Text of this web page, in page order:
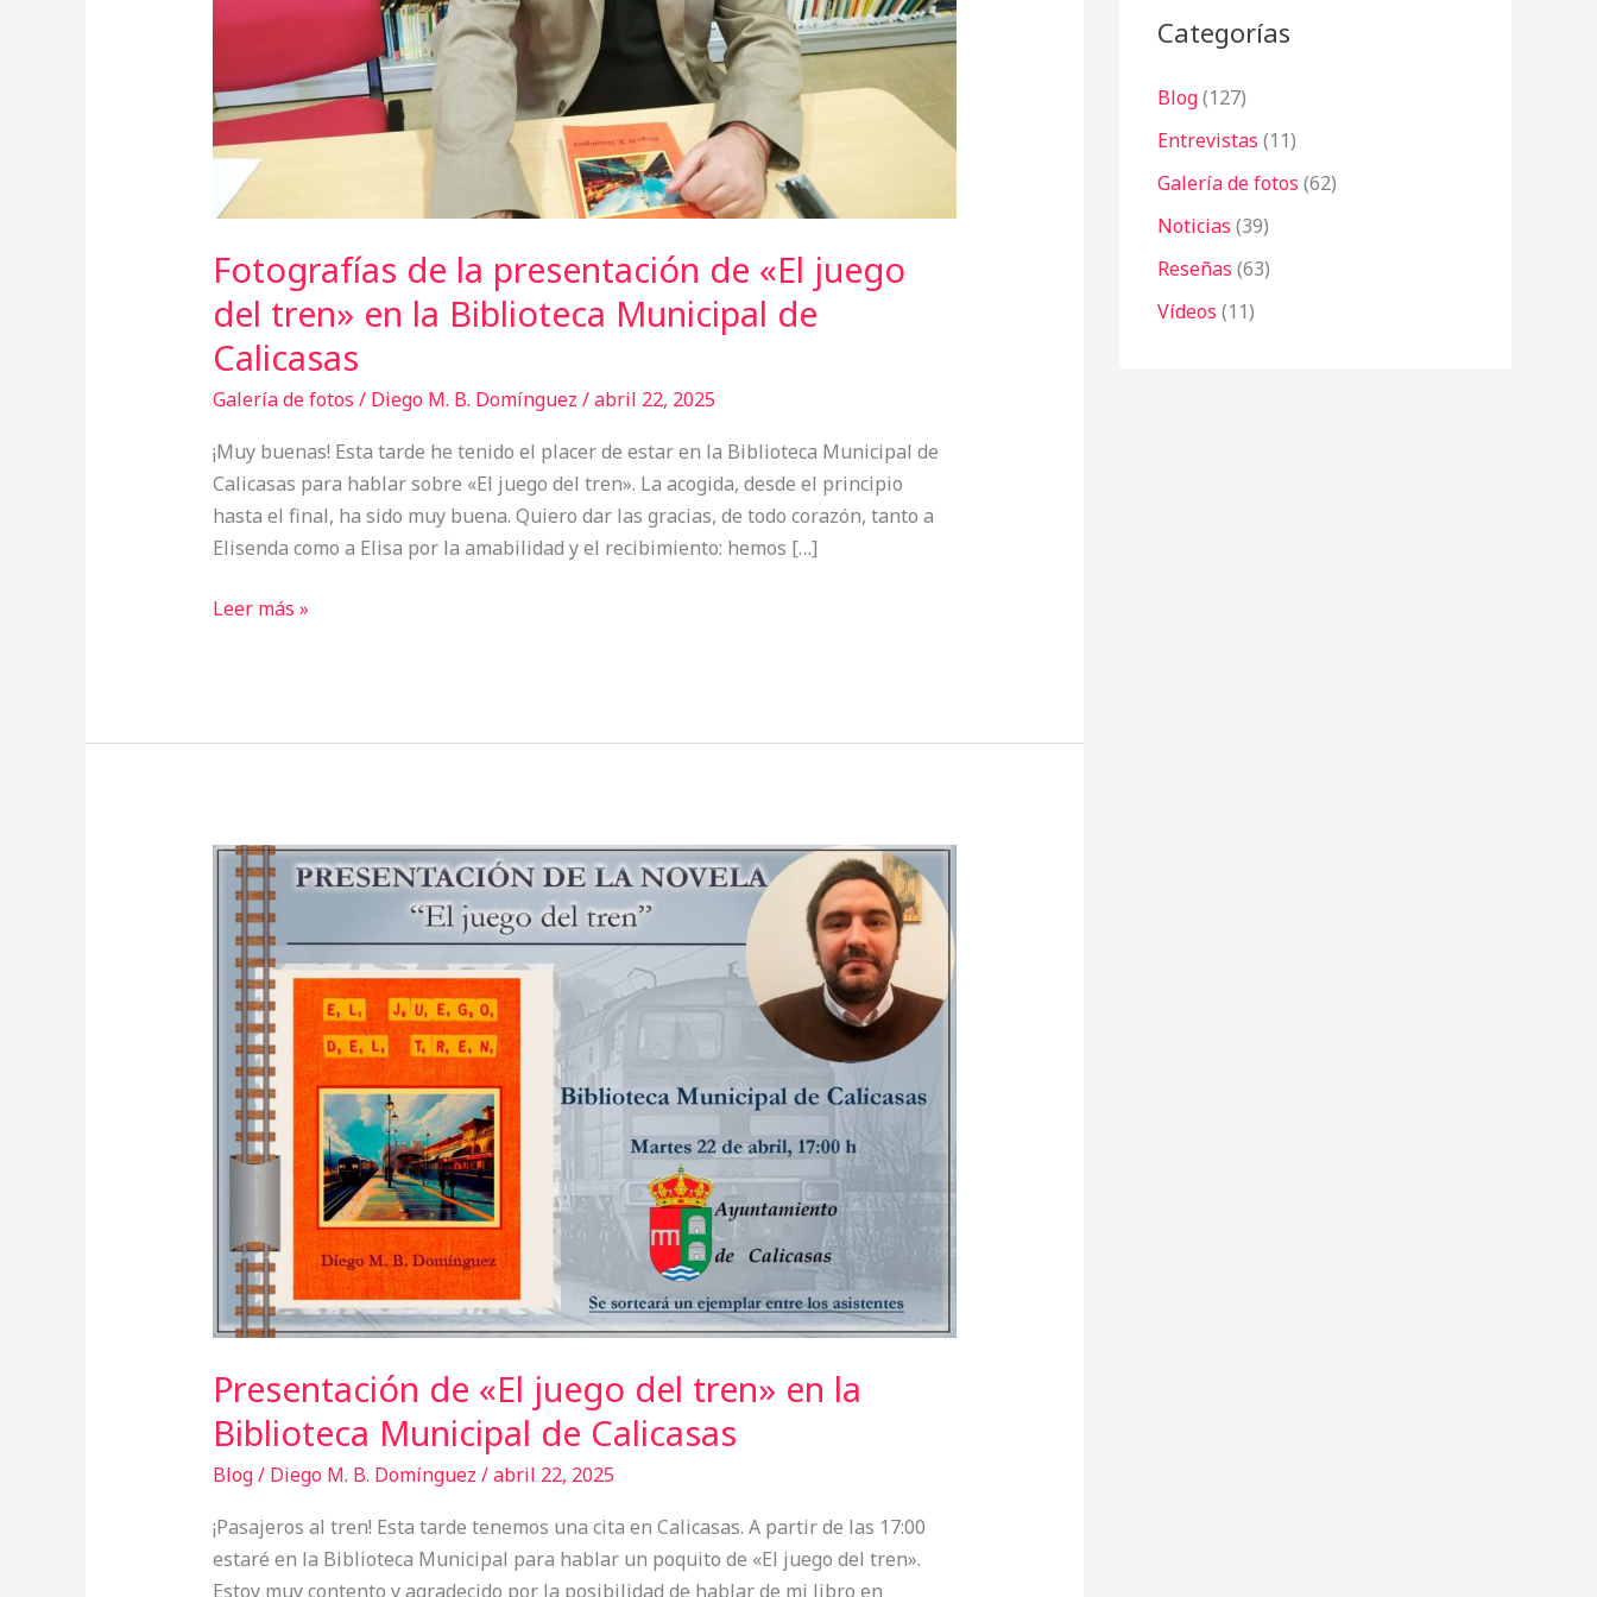
Fotografías de la presentación de «El juego
del tren» en la Biblioteca Municipal de
Calicasas
Galería de fotos / Diego M. B. Domínguez /abril 22, 2025
¡Muy buenas! Esta tarde he tenido el placer de estar en la Biblioteca Municipal de
Calicasas para hablar sobre «El juego del tren». La acogida, desde el principio
hasta el final, ha sido muy buena. Quiero dar las gracias, de todo corazón, tanto a
Elisenda como a Elisa por la amabilidad y el recibimiento: hemos […]
Biblioteca
de
Calicasas
Leer más »
Presentación de «El juego del tren» en la
Biblioteca Municipal de Calicasas
Blog/ Diego M. B. Domínguez /abril 22, 2025
¡Pasajeros al tren! Esta tarde tenemos una cita en Calicasas. A partir de las 17:00
estaré en la Biblioteca Municipal para hablar un poquito de «El juego del tren».
Estoy muy contento y agradecido por la posibilidad de hablar de mi libro en
Presentación
«El
juego
del
tren»
Biblioteca
Municipal
Categorías
Blog(127)
Entrevistas (11)
Galería de fotos (62)
Noticias (39)
Reseñas (63)
Vídeos (11)